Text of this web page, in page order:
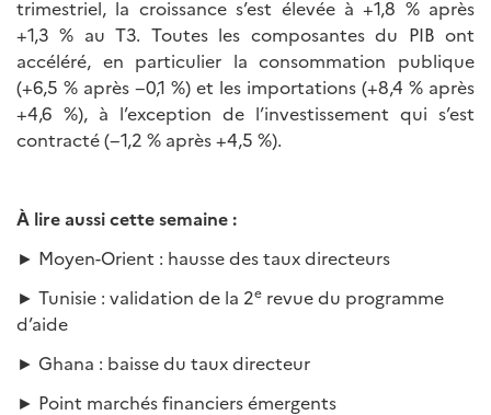
trimestriel, la croissance s’est élevée à +1,8 % après
+1,3 % au T3. Toutes les composantes du PIB ont
accéléré, en particulier la consommation publique
(+6,5 % après −0,1 %) et les importations (+8,4 % après
+4,6 %), à l’exception de l’investissement qui s’est
contracté (−1,2 % après +4,5 %).
À lire aussi cette semaine :
► Moyen-Orient : hausse des taux directeurs
► Tunisie : validation de la 2e revue du programme
d’aide
► Ghana : baisse du taux directeur
► Point marchés financiers émergents